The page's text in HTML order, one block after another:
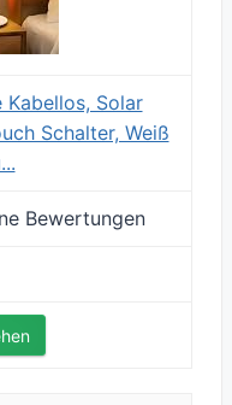
Kabellos, Solar
Schalter, Weiß
Bewertungen